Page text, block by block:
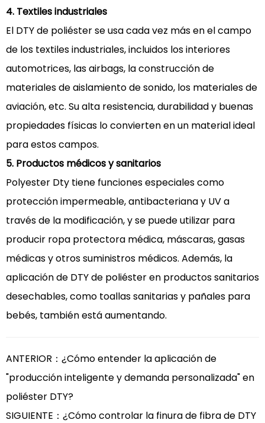
4. Textiles industriales
El DTY de poliéster se usa cada vez más en el campo
de los textiles industriales, incluidos los interiores
automotrices, las airbags, la construcción de
materiales de aislamiento de sonido, los materiales de
aviación, etc. Su alta resistencia, durabilidad y buenas
propiedades físicas lo convierten en un material ideal
para estos campos.
5. Productos médicos y sanitarios
Polyester Dty tiene funciones especiales como
protección impermeable, antibacteriana y UV a
través de la modificación, y se puede utilizar para
producir ropa protectora médica, máscaras, gasas
médicas y otros suministros médicos. Además, la
aplicación de DTY de poliéster en productos sanitarios
desechables, como toallas sanitarias y pañales para
bebés, también está aumentando.
ANTERIOR：¿Cómo entender la aplicación de
"producción inteligente y demanda personalizada" en
poliéster DTY?
SIGUIENTE：¿Cómo controlar la finura de fibra de DTY